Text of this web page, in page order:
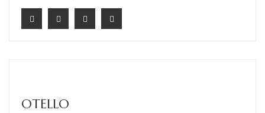
Ensemble ils fuient à Paris. Mais Manon, attirée par
le luxe et les plaisirs de la capitale, oscille entre
OTELLO